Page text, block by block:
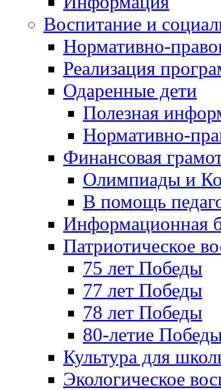
Воспитание и
Нормативно-
Реализация
Одаренные дети
Полезная
Нормативно-
Финансовая
Олимпиады и
В помощь
Информационная
Патриотическое
75 лет Победы
77 лет Победы
78 лет Победы
80-летие
Культура для
Экологическое